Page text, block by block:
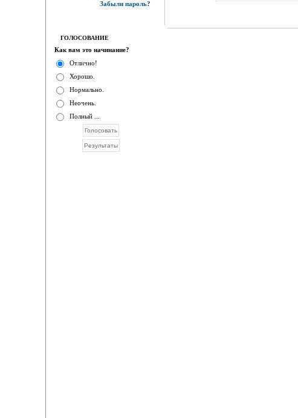
Забыли пароль?
ГОЛОСОВАНИЕ
Как вам это начинание?
Отлично!
Хорошо.
Нормально.
Неочень.
Полный ...